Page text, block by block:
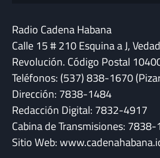
Radio Cadena Habana
Calle 15 # 210 Esquina a J,
Revolución. Código Postal
Teléfonos: (537) 838-1670
Dirección: 7838-1484
Redacción Digital: 7832-4917
Cabina de Transmisiones:
Sitio Web: